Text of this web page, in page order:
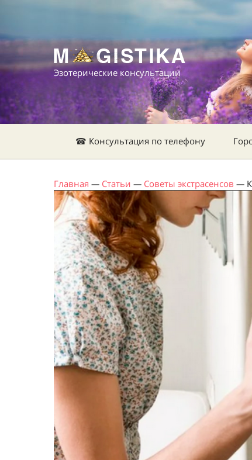
Эзотерические консультации
☎ Консультация по телефону
Главная — Статьи — Советы экстрасенсов —